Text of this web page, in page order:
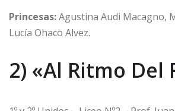
Princesas:Agustina Audi Macagno,
Lucía Ohaco Alvez.
2) «Al Ritmo Del